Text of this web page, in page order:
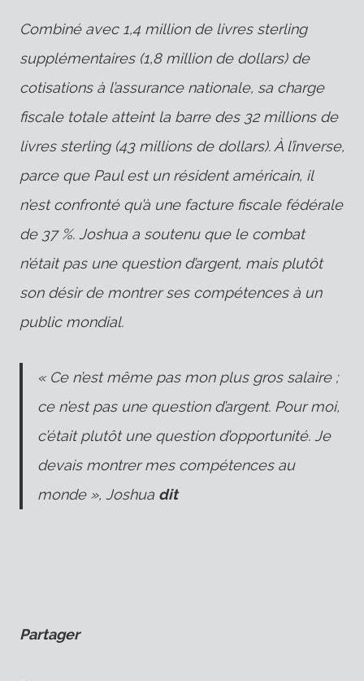
Combiné avec 1,4 million de livres sterling
supplémentaires (1,8 million de dollars) de
cotisations à l’assurance nationale, sa charge
fiscale totale atteint la barre des 32 millions de
livres sterling (43 millions de dollars). À l’inverse,
parce que Paul est un résident américain, il
n’est confronté qu’à une facture fiscale fédérale
de 37 %. Joshua a soutenu que le combat
n’était pas une question d’argent, mais plutôt
son désir de montrer ses compétences à un
public mondial.
« Ce n’est même pas mon plus gros salaire ;
ce n’est pas une question d’argent. Pour moi,
c’était plutôt une question d’opportunité. Je
devais montrer mes compétences au
monde », Joshua dit
Partager